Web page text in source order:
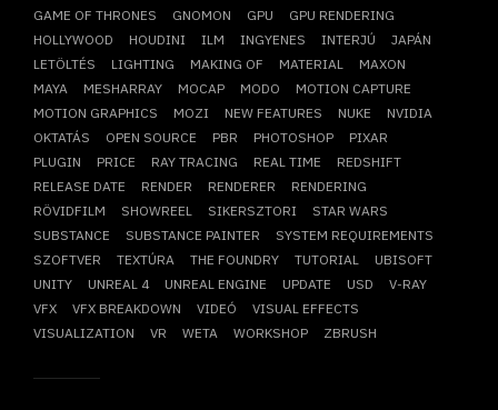
GAME OF THRONES
GNOMON GPU
GPU RENDERING
HOLLYWOOD
HOUDINI ILM INGYENES INTERJÚ
JAPÁN
LETÖLTÉS
LIGHTING MAKING OF MATERIAL
MAXON
MAYA
MESHARRAY MOCAP MODO
MOTION CAPTURE
MOTION GRAPHICS
MOZI NEW FEATURES NUKE
NVIDIA
OKTATÁS
OPEN SOURCE PBR PHOTOSHOP
PIXAR
PLUGIN
PRICE RAY TRACING REAL TIME
REDSHIFT
RELEASE DATE
RENDER RENDERER
RENDERING
RÖVIDFILM
SHOWREEL SIKERSZTORI
STAR WARS
SUBSTANCE
SUBSTANCE PAINTER
SYSTEM REQUIREMENTS
SZOFTVER
TEXTÚRA THE FOUNDRY TUTORIAL
UBISOFT
UNITY
UNREAL 4 UNREAL ENGINE UPDATE USD
V-RAY
VFX
VFX BREAKDOWN VIDEÓ
VISUAL EFFECTS
VISUALIZATION
VR WETA WORKSHOP ZBRUSH